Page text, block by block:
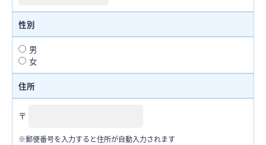
性別
男
女
住所
〒
※郵便番号を入力すると住所が自動入力されます